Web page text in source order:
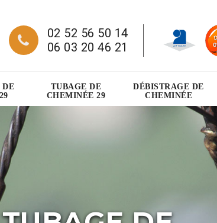
02 52 56 50 14
06 03 20 46 21
DE
TUBAGE DE
CHEMINÉE 29
DÉBISTRAGE DE
CHEMINÉE